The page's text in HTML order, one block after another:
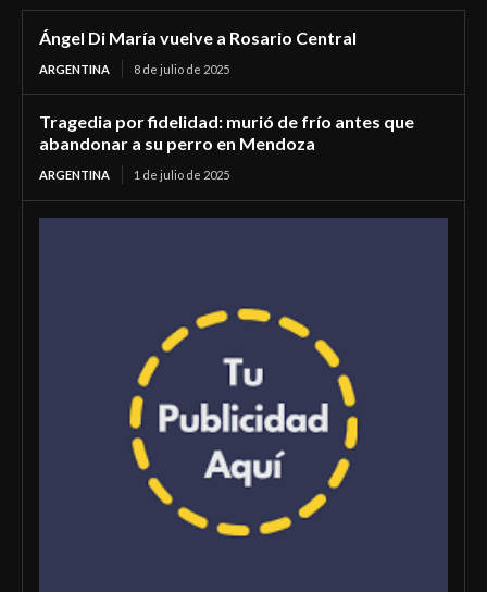
Ángel Di María vuelve a Rosario Central
ARGENTINA 8 de julio de 2025
Tragedia por fidelidad: murió de frío antes que
abandonar a su perro en Mendoza
ARGENTINA 1 de julio de 2025